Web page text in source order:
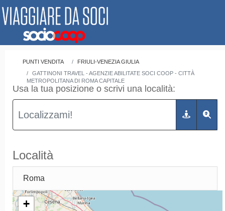
PUNTI VENDITA
FRIULI-VENEZIA GIULIA
GATTINONI TRAVEL - AGENZIE ABILITATE SOCI COOP - CITTÀ
METROPOLITANA DI ROMA CAPITALE
Usa la tua posizione o scrivi una località:
Località
Roma
+